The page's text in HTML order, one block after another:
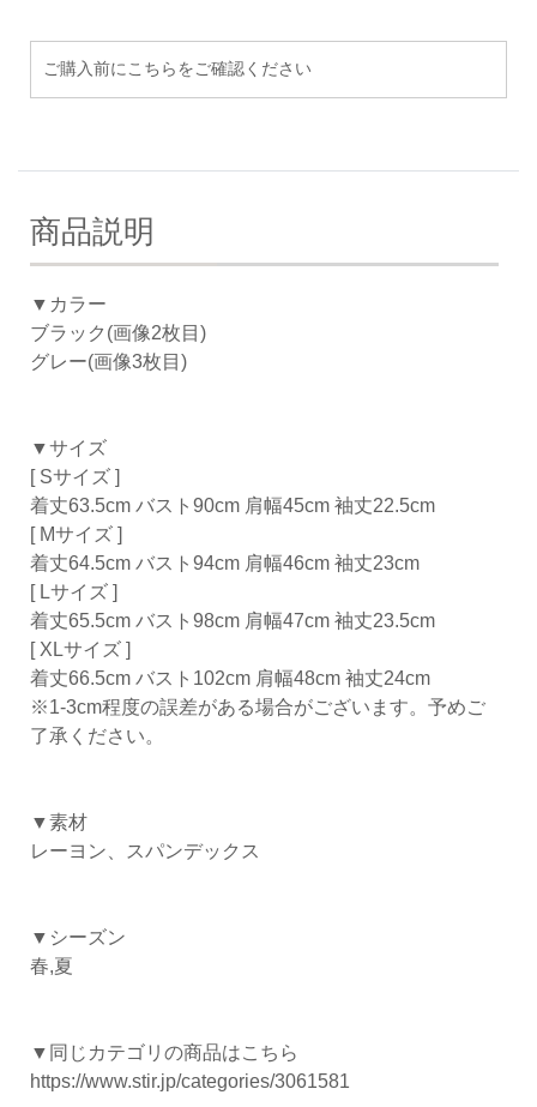
ご購入前にこちらをご確認ください
商品説明
▼カラー
ブラック(画像2枚目)
グレー(画像3枚目)
▼サイズ
[ Sサイズ ]
着丈63.5cm バスト90cm 肩幅45cm 袖丈22.5cm
[ Mサイズ ]
着丈64.5cm バスト94cm 肩幅46cm 袖丈23cm
[ Lサイズ ]
着丈65.5cm バスト98cm 肩幅47cm 袖丈23.5cm
[ XLサイズ ]
着丈66.5cm バスト102cm 肩幅48cm 袖丈24cm
※1-3cm程度の誤差がある場合がございます。予めご
了承ください。
▼素材
レーヨン、スパンデックス
▼シーズン
春,夏
▼同じカテゴリの商品はこちら
https://www.stir.jp/categories/3061581